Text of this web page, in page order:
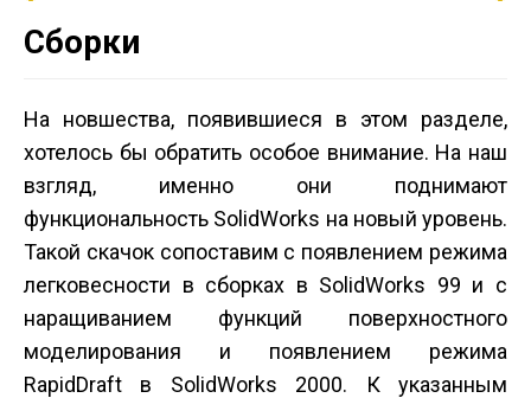
Сборки
На новшества, появившиеся в этом разделе,
хотелось бы обратить особое внимание. На наш
взгляд, именно они поднимают
функциональность SolidWorks на новый уровень.
Такой скачок сопоставим с появлением режима
легковесности в сборках в SolidWorks 99 и с
наращиванием функций поверхностного
моделирования и появлением режима
RapidDraft в SolidWorks 2000. К указанным